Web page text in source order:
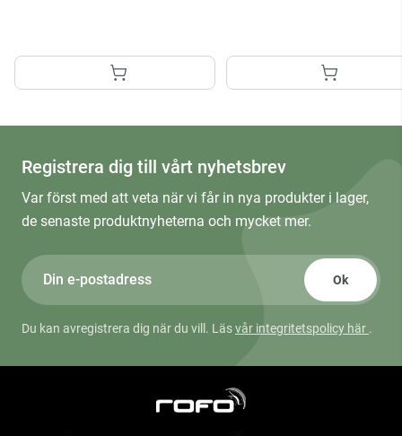
Registrera dig till vårt nyhetsbrev
Var först med att veta när vi får in nya produkter i lager,
de senaste produktnyheterna och mycket mer.
Ok
Du kan avregistrera dig när du vill. Läsvår integritetspolicy här .